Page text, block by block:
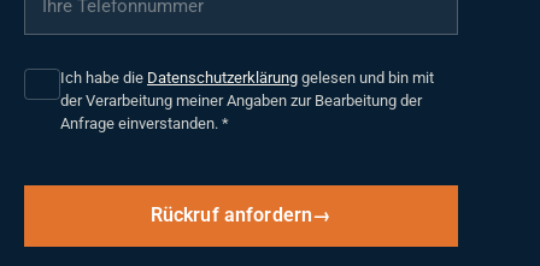
Ich habe die Datenschutzerklärung gelesen und bin mit
der Verarbeitung meiner Angaben zur Bearbeitung der
Anfrage einverstanden. *
Rückruf anfordern